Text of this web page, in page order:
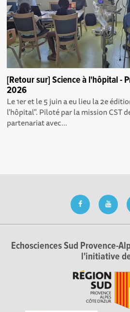
[Retour sur] Science à l'hôpital -
2026
Le 1er et le 5 juin a eu lieu la 2e
l'hôpital". Piloté par la mission CST
partenariat avec...
Echosciences Sud Provence-
l'initiative